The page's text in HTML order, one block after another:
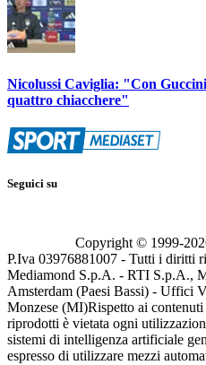
Nicolussi Caviglia: "Con
quattro chiacchere"
Seguici su
Copyright © 1999-
P.Iva 03976881007 - Tutti i diritti
Mediamond S.p.A. - RTI S.p.A.,
Amsterdam (Paesi Bassi) - Uffici
Monzese (MI)Rispetto ai
riprodotti è vietata ogni
sistemi di intelligenza artificiale
espresso di utilizzare mezzi